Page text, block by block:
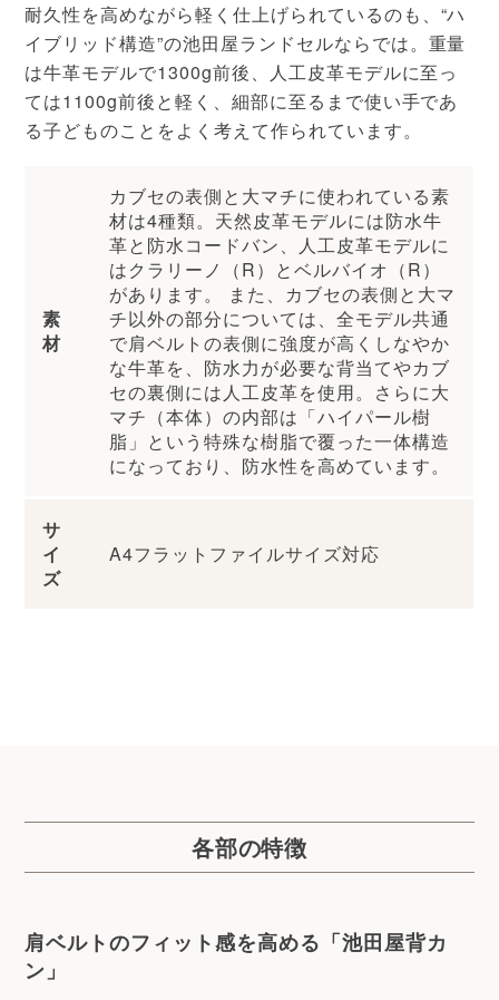
耐久性を高めながら軽く仕上げられているのも、“ハ
イブリッド構造”の池田屋ランドセルならでは。重量
は牛革モデルで1300g前後、人工皮革モデルに至っ
ては1100g前後と軽く、細部に至るまで使い手であ
る子どものことをよく考えて作られています。
素
材
カブセの表側と大マチに使われている素
材は4種類。天然皮革モデルには防水牛
革と防水コードバン、人工皮革モデルに
はクラリーノ（R）とベルバイオ（R）
があります。 また、カブセの表側と大マ
チ以外の部分については、全モデル共通
で肩ベルトの表側に強度が高くしなやか
な牛革を、防水力が必要な背当てやカブ
セの裏側には人工皮革を使用。さらに大
マチ（本体）の内部は「ハイパール樹
脂」という特殊な樹脂で覆った一体構造
になっており、防水性を高めています。
サ
イ
ズ
A4フラットファイルサイズ対応
各部の特徴
肩ベルトのフィット感を高める「池田屋背カ
ン」